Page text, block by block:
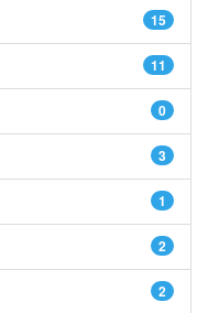
15
11
0
3
1
2
2